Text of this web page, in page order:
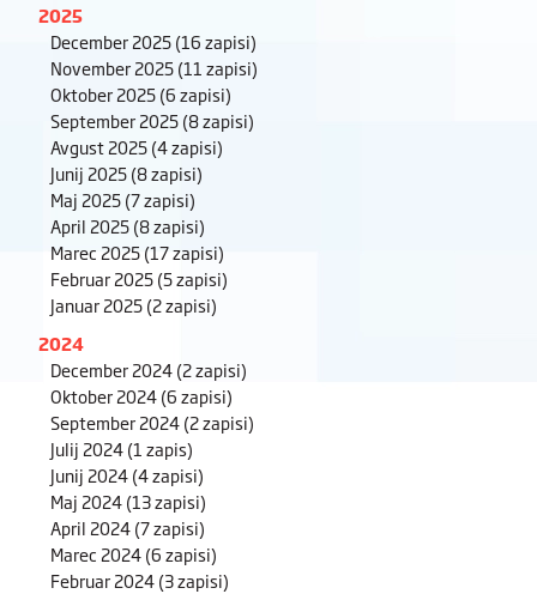
2025
December 2025(16 zapisi)
November 2025(11 zapisi)
Oktober 2025(6 zapisi)
September 2025(8 zapisi)
Avgust 2025(4 zapisi)
Junij 2025(8 zapisi)
Maj 2025(7 zapisi)
April 2025(8 zapisi)
Marec 2025(17 zapisi)
Februar 2025(5 zapisi)
Januar 2025(2 zapisi)
2024
December 2024(2 zapisi)
Oktober 2024(6 zapisi)
September 2024(2 zapisi)
Julij 2024(1 zapis)
Junij 2024(4 zapisi)
Maj 2024(13 zapisi)
April 2024(7 zapisi)
Marec 2024(6 zapisi)
Februar 2024(3 zapisi)